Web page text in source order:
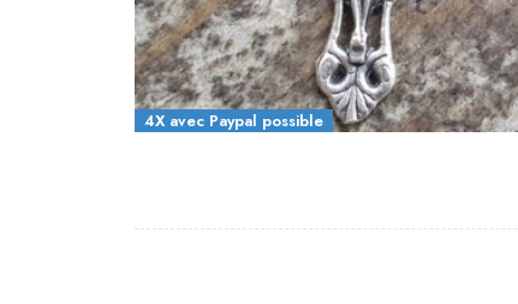
4X avec Paypal possible